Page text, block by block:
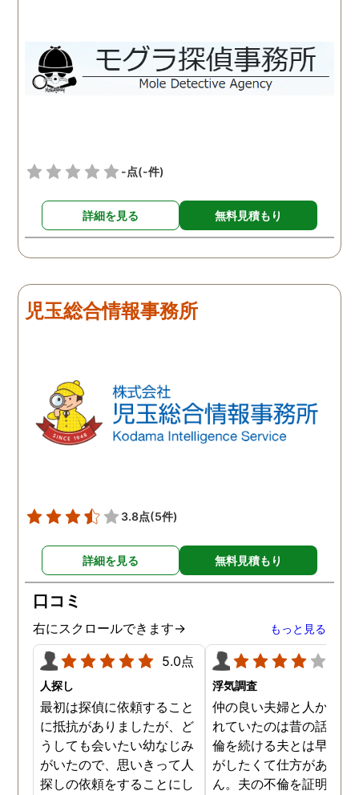
-点(-件)
詳細を見る 無料見積もり
児玉総合情報事務所
3.8点(5件)
詳細を見る 無料見積もり
口コミ
右にスクロールできます→ もっと見る
5.0点
人探し
最初は探偵に依頼すること
に抵抗がありましたが、ど
うしても会いたい幼なじみ
がいたので、思いきって人
探しの依頼をすることにし
浮気調査
仲の良い夫婦と人から言
れていたのは昔の話で、
倫を続ける夫とは早く離
がしたくて仕方がありま
ん。夫の不倫を証明でき